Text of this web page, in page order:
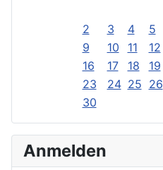
2
3 4 5
9
10 11 12
16
17 18 19
23
24 25 26
30
Anmelden